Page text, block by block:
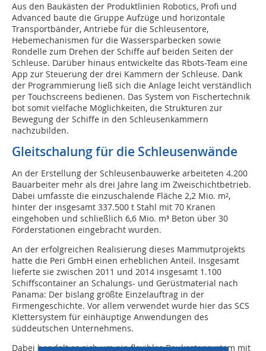
Aus den Baukästen der Produktlinien Robotics, Profi und
Advanced baute die Gruppe Aufzüge und horizontale
Transportbänder, Antriebe für die Schleusentore,
Hebemechanismen für die Wassersparbecken sowie
Rondelle zum Drehen der Schiffe auf beiden Seiten der
Schleuse. Darüber hinaus entwickelte das Rbots-Team eine
App zur Steuerung der drei Kammern der Schleuse. Dank
der Programmierung ließ sich die Anlage leicht verständlich
per Touchscreens bedienen. Das System von Fischertechnik
bot somit vielfache Möglichkeiten, die Strukturen zur
Bewegung der Schiffe in den Schleusenkammern
nachzubilden.
Gleitschalung für die Schleusenwände
An der Erstellung der Schleusenbauwerke arbeiteten 4.200
Bauarbeiter mehr als drei Jahre lang im Zweischichtbetrieb.
Dabei umfasste die einzuschalende Fläche 2,2 Mio. m²,
hinter der insgesamt 337.500 t Stahl mit 70 Kranen
eingehoben und schließlich 6,6 Mio. m³ Beton über 30
Förderstationen eingebracht wurden.
An der erfolgreichen Realisierung dieses Mammutprojekts
hatte die Peri GmbH einen erheblichen Anteil. Insgesamt
lieferte sie zwischen 2011 und 2014 insgesamt 1.100
Schiffscontainer an Schalungs- und Gerüstmaterial nach
Panama: Der bislang größte Einzelauftrag in der
Firmengeschichte. Vor allem verwendet wurde hier das SCS
Klettersystem für einhäuptige Anwendungen des
süddeutschen Unternehmens.
Dabei handelt es sich um ein flexibles Baukastensystem mit